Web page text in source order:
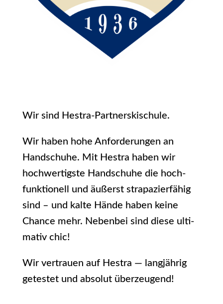
Wir sind Hestra-Partnerskischule.
Wir haben hohe Anfor­de­run­gen an
Hand­schu­he. Mit Hes­tra haben wir
hoch­wer­tigs­te Hand­schu­he die hoch­
funk­tio­nell und äußerst stra­pa­zier­fä­hig
sind – und kal­te Hän­de haben kei­ne
Chan­ce mehr. Neben­bei sind die­se ulti­
ma­tiv chic!
Wir ver­trau­en auf Hes­tra — lang­jäh­rig
getes­tet und abso­lut überzeugend!